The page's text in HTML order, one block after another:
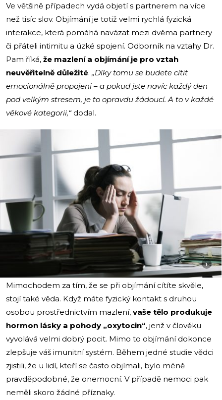
Ve většině případech vydá objetí s partnerem na více
než tisíc slov. Objímání je totiž velmi rychlá fyzická
interakce, která pomáhá navázat mezi dvěma partnery
či přáteli intimitu a úzké spojení. Odborník na vztahy Dr.
Pam říká, že mazlení a objímání je pro vztah
neuvěřitelně důležité. „Díky tomu se budete cítit
emocionálně propojeni – a pokud jste navíc každý den
pod velkým stresem, je to opravdu žádoucí. A to v každé
věkové kategorii,“dodal.
i
Mimochodem za tím, že se při objímání cítíte skvěle,
stojí také věda. Když máte fyzický kontakt s druhou
osobou prostřednictvím mazlení, vaše tělo produkuje
hormon lásky a pohody „oxytocin“, jenž v člověku
vyvolává velmi dobrý pocit. Mimo to objímání dokonce
zlepšuje váš imunitní systém. Během jedné studie vědci
zjistili, že u lidí, kteří se často objímali, bylo méně
pravděpodobné, že onemocní. V případě nemoci pak
neměli skoro žádné příznaky.